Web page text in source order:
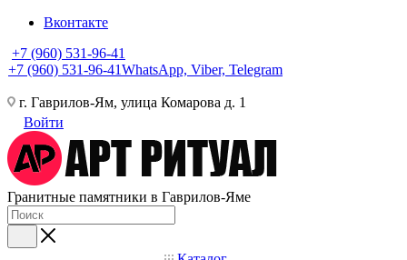
Вконтакте
+7 (960) 531-96-41
+7 (960) 531-96-41WhatsApp, Viber, Telegram
г. Гаврилов-Ям, улица Комарова д. 1
Войти
Гранитные памятники в Гаврилов-Яме